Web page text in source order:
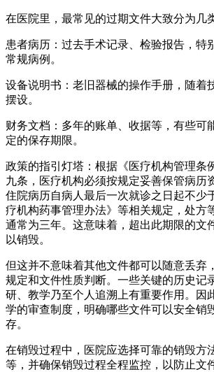
在医院里，最常见的过期文件大致分为几
患者病历：过去手术记录、检验报告，特
常规病例。
设备说明书：老旧器械的操作手册，随着
摆设。
财务文档：多年的账单、收据等，有些可
定的保存期限。
政策的指引灯塔：根据《医疗机构管理条
九条，医疗机构必须按规定妥善保管病历
住院病历自病人最后一次就诊之日起不少
疗机构药事管理办法》等相关规定，处方
通常为三年。这意味着，超出此期限的文
以销毁。
但这并不意味着其他文件都可以随意丢弃
规定和文件性质判断。一些关键的历史记
研、教学乃至个人追溯上有重要作用。因
学的审查制度，明确哪些文件可以安全销
存。
在销毁过程中，医院应选择可靠的销毁方
等，并确保销毁过程全程监控，以防止文